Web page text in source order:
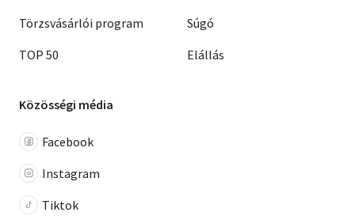
Törzsvásárlói program
TOP 50
Súgó
Elállás
Közösségi média
Facebook
Instagram
Tiktok